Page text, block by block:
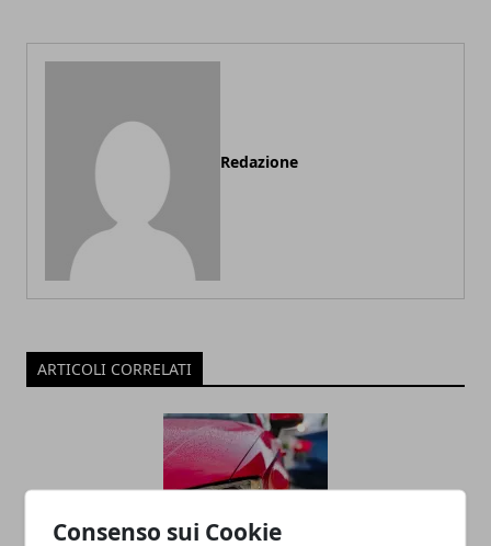
Consenso sui Cookie
Redazione
ARTICOLI CORRELATI